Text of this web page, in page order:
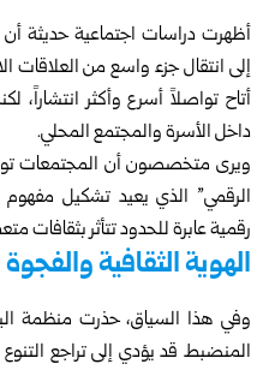
أظهرت دراسات اجتماعية حديثة
إلى انتقال جزء واسع من العلاقات
أتاح تواصلاً أسرع وأكثر
داخل الأسرة والمجتمع المحلي.
ويرى متخصصون أن المجتمعات
الرقمي” الذي يعيد تشكيل مفهوم
رقمية عابرة للحدود تتأثر بثقافات
الهوية الثقافية
وفي هذا السياق، حذرت منظمة
المنضبط قد يؤدي إلى تراجع